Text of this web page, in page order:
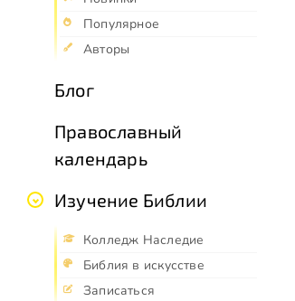
Популярное
Авторы
Блог
Православный
календарь
Изучение Библии
Колледж Наследие
Библия в искусстве
Записаться